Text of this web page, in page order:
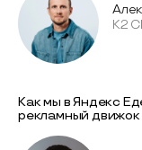
K2
Как мы в Яндекс
рекламный движок